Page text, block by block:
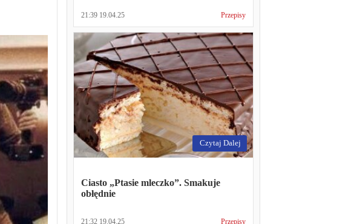
21:39 19.04.25 Przepisy
Czytaj Dalej
Ciasto „Ptasie mleczko”. Smakuje
obłędnie
21:32 19.04.25 Przepisy